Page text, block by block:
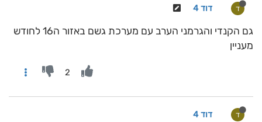
ד דוד 4
גם הקנדי והגרמני הערב עם מערכת גשם באזור ה16 לחודש
מעניין
2
ד דוד 4